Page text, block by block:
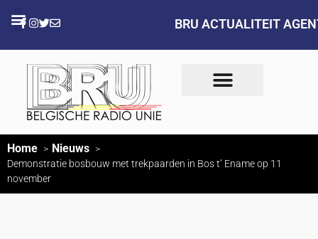
BRU ACTUALITEIT
Home Nieuws
Demonstratie bosbouw met trekpaarden in Bos t’ Ename op 11
november